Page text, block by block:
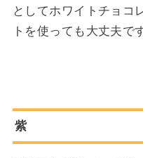
としてホワイトチョコ
トを使っても大丈夫で
紫